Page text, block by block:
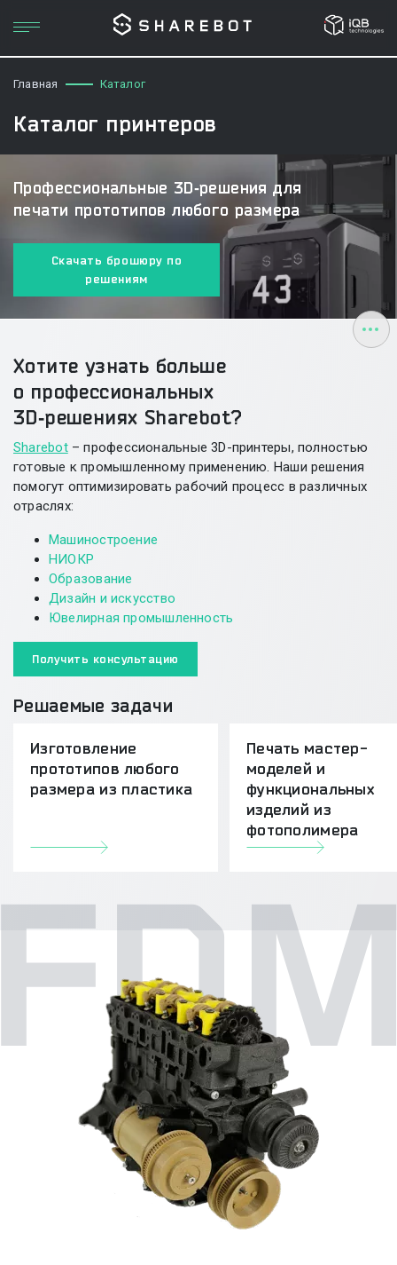
Главная Каталог
Каталог принтеров
Профессиональные 3D‑решения для
печати прототипов любого размера
Скачать брошюру по
решениям
Хотите узнать больше
о профессиональных
3D‑решениях Sharebot?
Sharebot– профессиональные3D-принтеры, полностью
готовые к промышленному применению. Наши решения
помогут оптимизировать рабочий процесс в различных
отраслях:
Машиностроение
НИОКР
Образование
Дизайн и искусство
Ювелирная промышленность
Получить консультацию
Решаемые задачи
Изготовление
прототипов любого
размера из пластика
Печать мастер-
моделей и
функциональных
изделий из
фотополимера